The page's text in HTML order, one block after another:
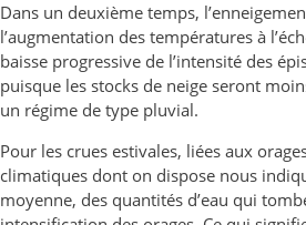
Dans un deuxième temps,
l’augmentation des températures à
baisse progressive de l’intensité des
puisque les stocks de neige seront
un régime de type pluvial.
Pour les crues estivales, liées aux
climatiques dont on dispose nous
moyenne, des quantités d’eau qui